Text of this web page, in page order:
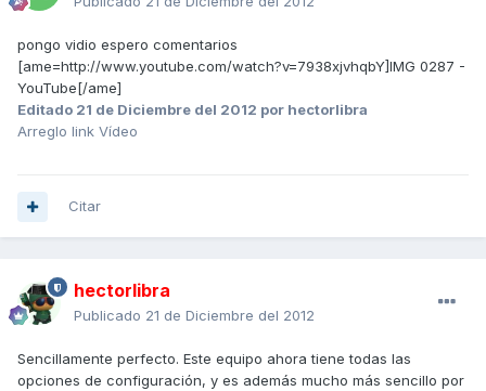
pongo vidio espero comentarios
[ame=http://www.youtube.com/watch?v=7938xjvhqbY]IMG 0287 -
YouTube[/ame]
Editado 21 de Diciembre del 2012 por hectorlibra
Arreglo link Vídeo
Citar
hectorlibra
Publicado 21 de Diciembre del 2012
Sencillamente perfecto. Este equipo ahora tiene todas las
opciones de configuración, y es además mucho más sencillo por